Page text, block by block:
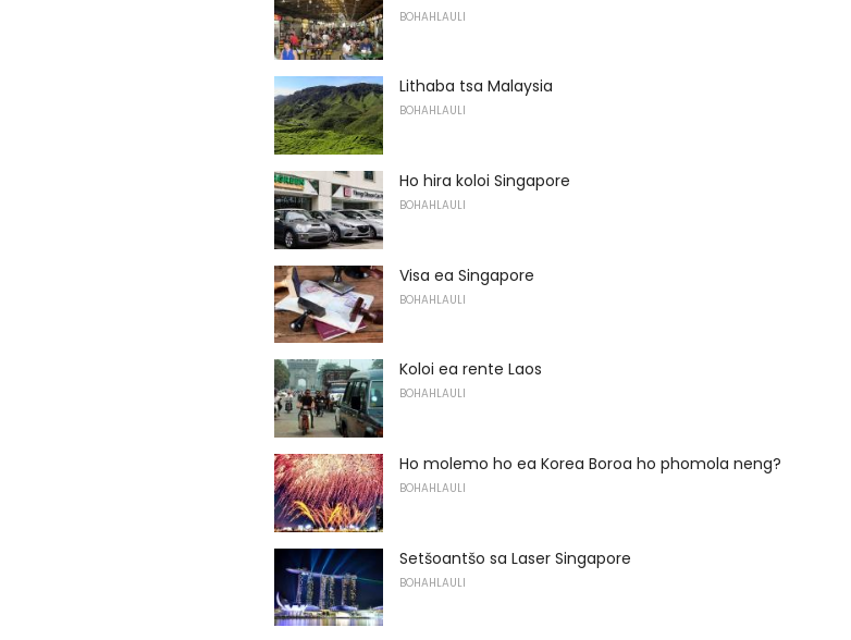
BOHAHLAULI
Lithaba tsa Malaysia
BOHAHLAULI
Ho hira koloi Singapore
BOHAHLAULI
Visa ea Singapore
BOHAHLAULI
Koloi ea rente Laos
BOHAHLAULI
Ho molemo ho ea Korea Boroa ho phomola neng?
BOHAHLAULI
Setšoantšo sa Laser Singapore
BOHAHLAULI